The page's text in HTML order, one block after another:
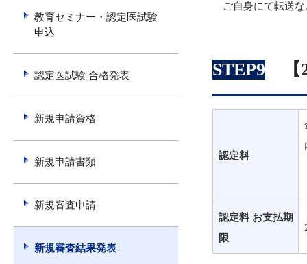
ご自身にて転送
STEP9 【
認定料
認定料 お支払期
限
教育セミナー・認定医試験
申込
認定医試験 合格発表
新規申請資格
新規申請書類
新規審査申請
新規審査結果発表